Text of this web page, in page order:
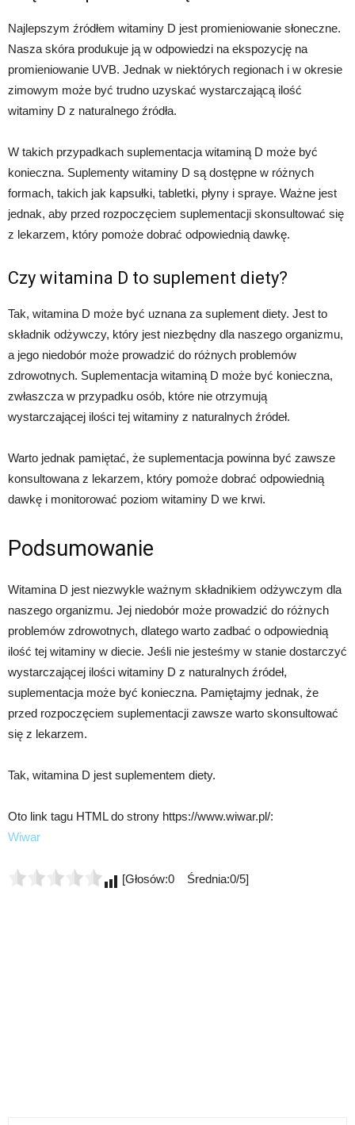
Najlepszym źródłem witaminy D jest promieniowanie słoneczne.
Nasza skóra produkuje ją w odpowiedzi na ekspozycję na
promieniowanie UVB. Jednak w niektórych regionach i w okresie
zimowym może być trudno uzyskać wystarczającą ilość
witaminy D z naturalnego źródła.
W takich przypadkach suplementacja witaminą D może być
konieczna. Suplementy witaminy D są dostępne w różnych
formach, takich jak kapsułki, tabletki, płyny i spraye. Ważne jest
jednak, aby przed rozpoczęciem suplementacji skonsultować się
z lekarzem, który pomoże dobrać odpowiednią dawkę.
Czy witamina D to suplement diety?
Tak, witamina D może być uznana za suplement diety. Jest to
składnik odżywczy, który jest niezbędny dla naszego organizmu,
a jego niedobór może prowadzić do różnych problemów
zdrowotnych. Suplementacja witaminą D może być konieczna,
zwłaszcza w przypadku osób, które nie otrzymują
wystarczającej ilości tej witaminy z naturalnych źródeł.
Warto jednak pamiętać, że suplementacja powinna być zawsze
konsultowana z lekarzem, który pomoże dobrać odpowiednią
dawkę i monitorować poziom witaminy D we krwi.
Podsumowanie
Witamina D jest niezwykle ważnym składnikiem odżywczym dla
naszego organizmu. Jej niedobór może prowadzić do różnych
problemów zdrowotnych, dlatego warto zadbać o odpowiednią
ilość tej witaminy w diecie. Jeśli nie jesteśmy w stanie dostarczyć
wystarczającej ilości witaminy D z naturalnych źródeł,
suplementacja może być konieczna. Pamiętajmy jednak, że
przed rozpoczęciem suplementacji zawsze warto skonsultować
się z lekarzem.
Tak, witamina D jest suplementem diety.
Oto link tagu HTML do strony https://www.wiwar.pl/:
Wiwar
[Głosów:0 Średnia:0/5]